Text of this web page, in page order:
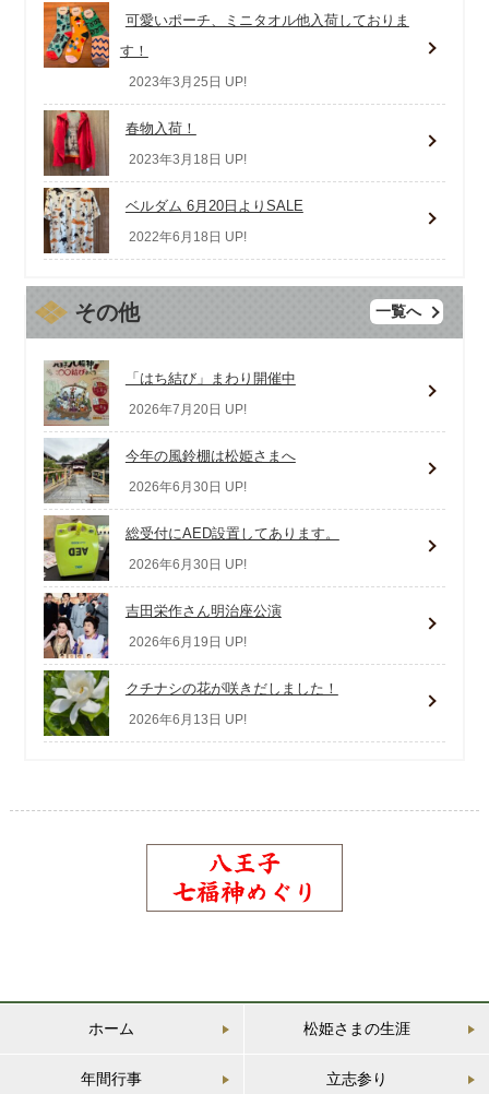
可愛いポーチ、ミニタオル他入荷しておりま
す！
2023年3月25日 UP!
春物入荷！
2023年3月18日 UP!
ベルダム 6月20日よりSALE
2022年6月18日 UP!
その他 一覧へ
「はち結び」まわり開催中
2026年7月20日 UP!
今年の風鈴棚は松姫さまへ
2026年6月30日 UP!
総受付にAED設置してあります。
2026年6月30日 UP!
吉田栄作さん明治座公演
2026年6月19日 UP!
クチナシの花が咲きだしました！
2026年6月13日 UP!
ホーム 松姫さまの生涯
年間行事 立志参り